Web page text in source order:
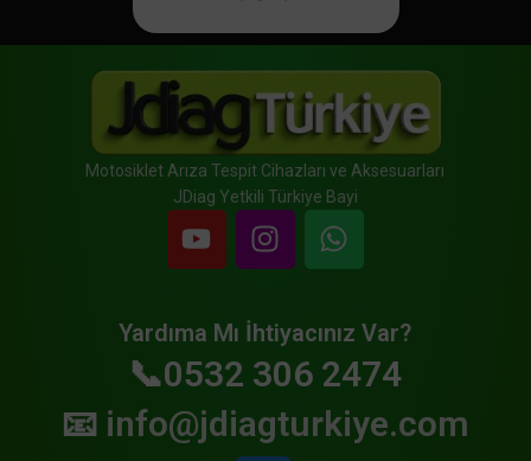
Motosiklet Arıza Tespit Cihazları ve Aksesuarları
JDiag Yetkili Türkiye Bayi
Yardıma Mı İhtiyacınız Var?
📞0532 306 2474
📧 info@jdiagturkiye.com